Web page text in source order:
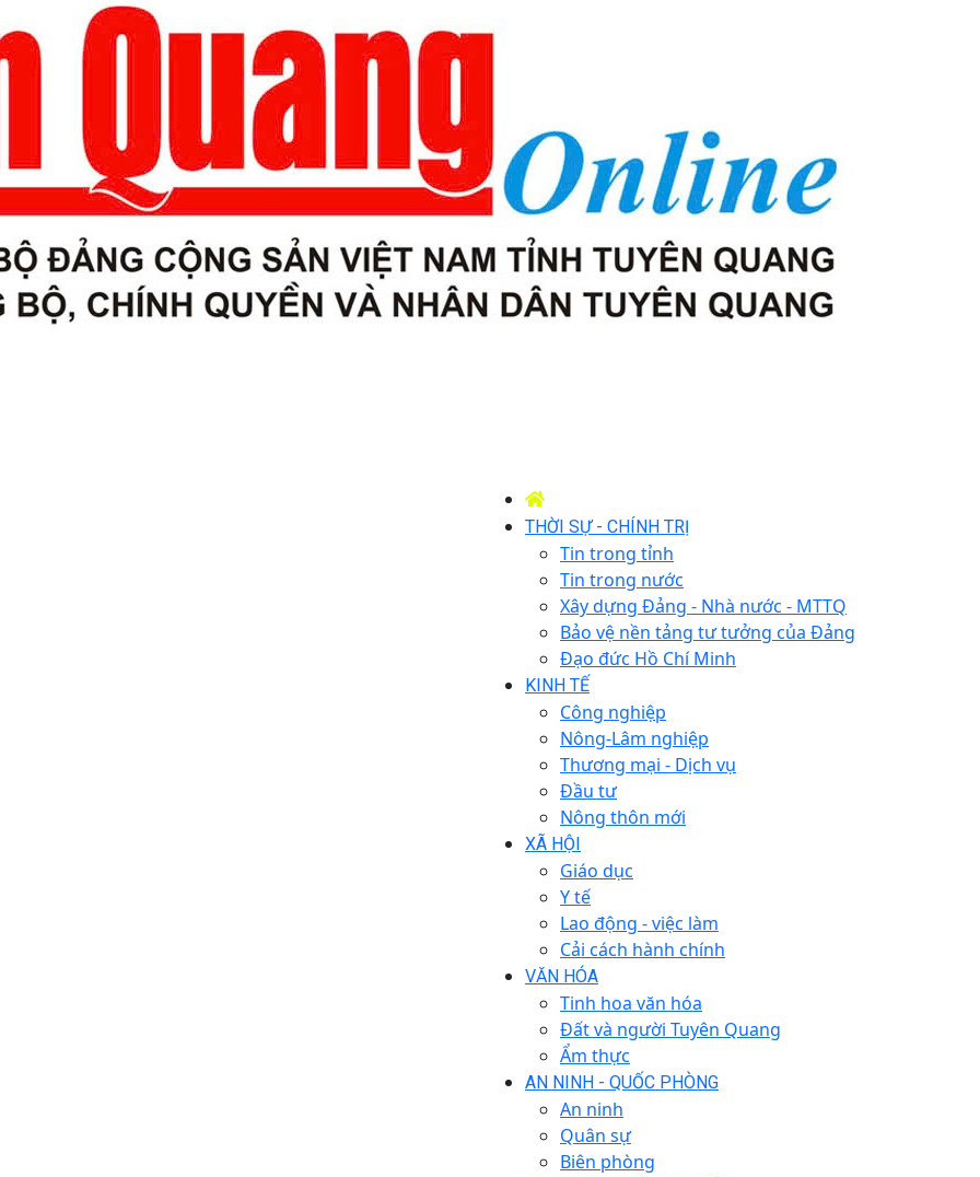
THỜI SỰ - CHÍNH TRỊ
Tin trong tỉnh
Tin trong nước
Xây dựng Đảng - Nhà nước - MTTQ
Bảo vệ nền tảng tư tưởng của Đảng
Đạo đức Hồ Chí Minh
KINH TẾ
Công nghiệp
Nông-Lâm nghiệp
Thương mại - Dịch vụ
Đầu tư
Nông thôn mới
XÃ HỘI
Giáo dục
Y tế
Lao động - việc làm
Cải cách hành chính
VĂN HÓA
Tinh hoa văn hóa
Đất và người Tuyên Quang
Ẩm thực
AN NINH - QUỐC PHÒNG
An ninh
Quân sự
Biên phòng